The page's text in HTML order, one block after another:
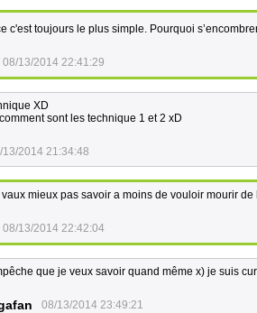
c'est toujours le plus simple. Pourquoi
08/13/2014 22:41:29
XD
sont les technique 1 et 2 xD
13/2014 21:34:48
vaux mieux pas savoir a moins de vouloir mourir de
08/13/2014 22:42:04
que je veux savoir quand même x) je suis
08/13/2014 23:49:21